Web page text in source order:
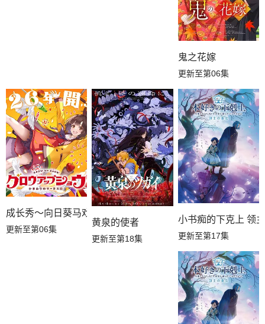
鬼之花嫁
更新至第06集
成长秀～向日葵马戏团～
更新至第06集
黄泉的使者
更新至第18集
小书痴的下克上 领
更新至第17集